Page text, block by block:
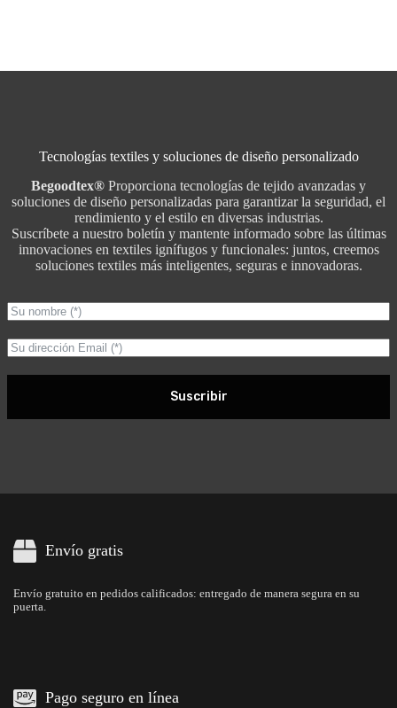
Tecnologías textiles y soluciones de diseño personalizado
Begoodtex® Proporciona tecnologías de tejido avanzadas y
soluciones de diseño personalizadas para garantizar la seguridad, el
rendimiento y el estilo en diversas industrias.
Suscríbete a nuestro boletín y mantente informado sobre las últimas
innovaciones en textiles ignífugos y funcionales: juntos, creemos
soluciones textiles más inteligentes, seguras e innovadoras.
Suscribir
Envío gratis
Envío gratuito en pedidos calificados: entregado de manera segura en su
puerta.
Pago seguro en línea